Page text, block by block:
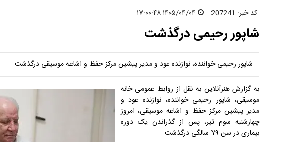
کد خبر: 207241
شاپور رحیمی درگذشت
شاپور رحیمی خواننده، نوازنده عود و مدیر پیشین مرکز حفظ و اشاعه موسیقی درگذشت.
به گزارش هنرآنلاین به نقل از روابط عمومی خانه
موسیقی، شاپور رحیمی خواننده، نوازنده عود و
مدیر پیشین مرکز حفظ و اشاعه موسیقی، امروز
چهارشنبه سوم تیر، پس از گذراندن یک دوره
بیماری در سن ۷۹ سالگی درگذشت.